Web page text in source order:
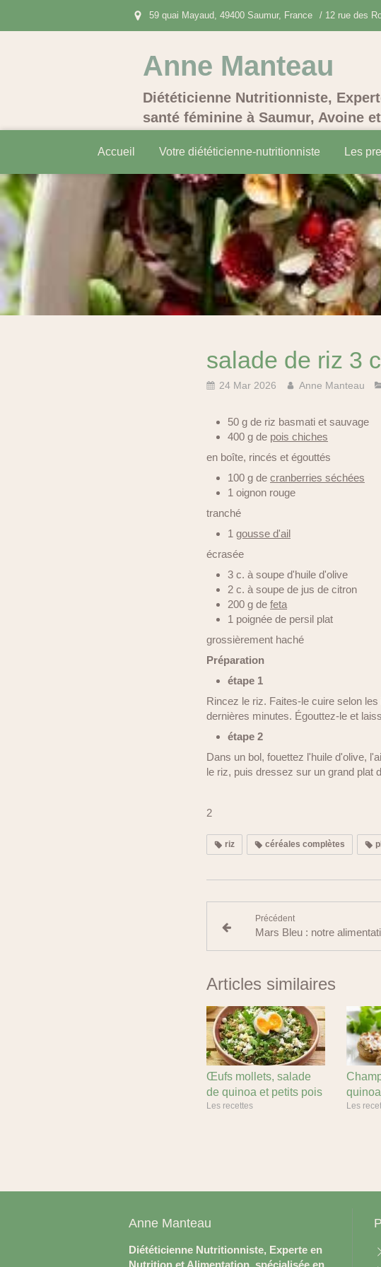
59 quai Mayaud, 49400 Saumur, France / 12 rue des
Anne Manteau
Diététicienne Nutritionniste,
santé féminine à Saumur, Avoine
Accueil Votre diététicienne-nutritionniste Les
salade de riz 3
24 Mar 2026 Anne Manteau
50 g de riz basmati et sauvage
400 g de pois chiches
en boîte, rincés et égouttés
100 g de cranberries séchées
1 oignon rouge
tranché
1 gousse d'ail
écrasée
3 c. à soupe d'huile d'olive
2 c. à soupe de jus de citron
200 g de feta
1 poignée de persil plat
grossièrement haché
Préparation
étape 1
Rincez le riz. Faites-le cuire selon
dernières minutes. Égouttez-le et
étape 2
Dans un bol, fouettez l'huile d'olive,
le riz, puis dressez sur un grand plat
2
riz céréales complètes
Précédent
Articles similaires
Œufs mollets, salade
de quinoa et petits pois
Les recettes Les
Anne Manteau
Diététicienne Nutritionniste, Experte en
Nutrition et Alimentation, spécialisée en